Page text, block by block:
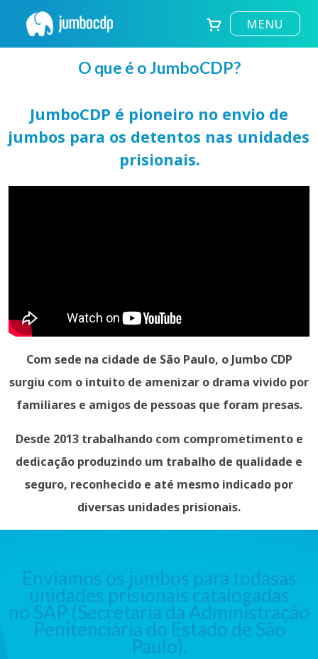
MENU
O que é o JumboCDP?
JumboCDP é pioneiro no envio de
jumbos para os detentos nas unidades
prisionais.
Com sede na cidade de São Paulo, o Jumbo CDP
surgiu com o intuito de amenizar o drama vivido por
familiares e amigos de pessoas que foram presas.
Desde 2013 trabalhando com comprometimentoe
dedicação produzindo um trabalho de qualidade e
seguro, reconhecido e até mesmo indicado por
diversas unidades prisionais.
Enviamos os jumbos para todasas
unidades prisionais catalogadas
no SAP (Secretaria da Administração
Penitenciária do Estado de São
Paulo).